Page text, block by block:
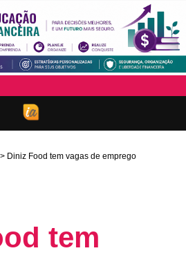
Diniz Food tem vagas de emprego
tem